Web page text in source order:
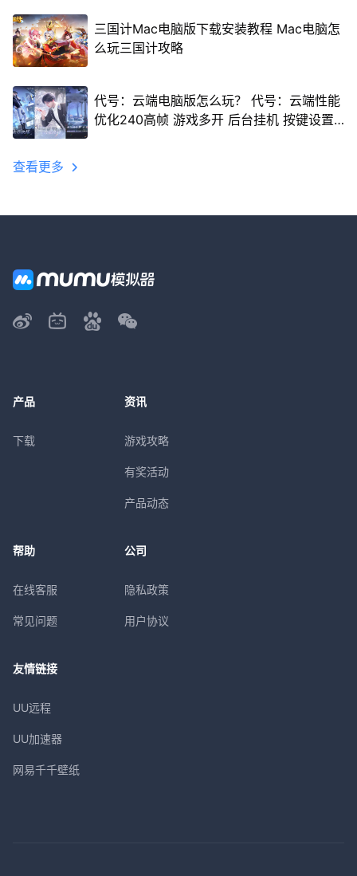
三国计Mac电脑版下载安装教程 Mac电脑怎
么玩三国计攻略
代号：云端电脑版怎么玩？ 代号：云端性能
优化240高帧 游戏多开 后台挂机 按键设置
查看更多
产品
下载
资讯
游戏攻略
有奖活动
产品动态
帮助
在线客服
常见问题
公司
隐私政策
用户协议
友情链接
UU远程
UU加速器
网易千千壁纸